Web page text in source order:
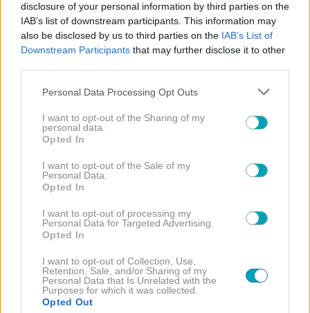
disclosure of your personal information by third parties on the
IAB’s list of downstream participants. This information may
also be disclosed by us to third parties on the IAB’s List of
Downstream Participants that may further disclose it to other
Please note that this website/app uses one or more Google
not limited to your visit or usage behaviour. You may click to
grant or deny consent to Google and its third-party tags to
use your data for below specified purposes in below Google
consent section.
Personal Data Processing Opt Outs
I want to opt-out of the Sharing of my
personal data.
Opted In
I want to opt-out of the Sale of my
Personal Data.
Opted In
I want to opt-out of processing my
Personal Data for Targeted Advertising.
Opted In
I want to opt-out of Collection, Use,
Retention, Sale, and/or Sharing of my
Personal Data that Is Unrelated with the
Purposes for which it was collected.
Opted Out
NEWS
Πόσο τρυφερό! Λίλα Μπακλέση: Η πρώτη
φωτογραφία από το μαιευρήριο μετά τη γέννηση